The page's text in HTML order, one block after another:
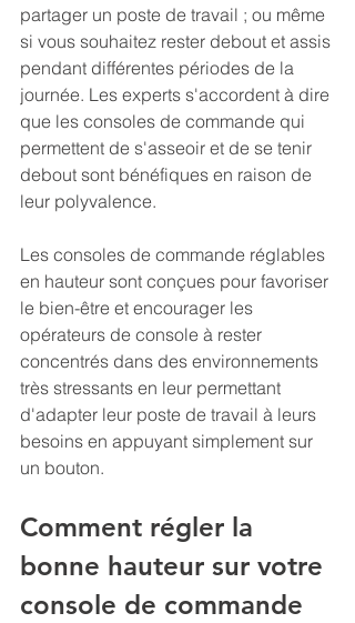
partager un poste de travail ; ou même
si vous souhaitez rester debout et assis
pendant différentes périodes de la
journée. Les experts s'accordent à dire
que les consoles de commande qui
permettent de s'asseoir et de se tenir
debout sont bénéfiques en raison de
leur polyvalence.
Les consoles de commande réglables
en hauteur sont conçues pour favoriser
le bien-être et encourager les
opérateurs de console à rester
concentrés dans des environnements
très stressants en leur permettant
d'adapter leur poste de travail à leurs
besoins en appuyant simplement sur
un bouton.
Comment régler la
bonne hauteur sur votre
console de commande